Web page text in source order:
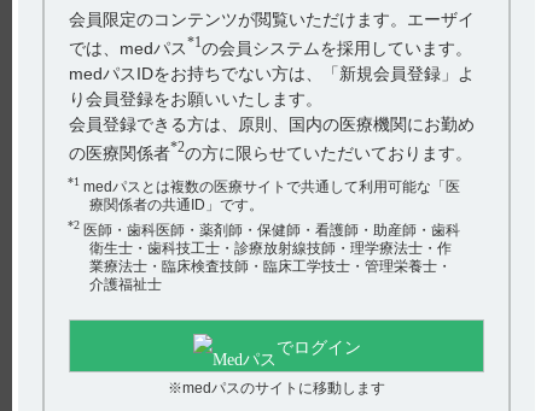
びAUC （0-24h）の累積係数の平均値は、20mg
投与群で1.27及
び1.44、24mg
投与群で1.42及び1.32であった。（引用4）
※本剤の承認された効能又は効果、用法及び用量は以下の通り
です。
4. 効能又は効果（引用5）
〈レンビマカプセル4mg〉
根治切除不能な甲状腺癌、切除不能な肝細胞癌、切除不能な胸
腺癌、がん化学療法後に増悪した切除不能な進行・再発の子宮
体癌、根治切除不能又は転移性の腎細胞癌
〈レンビマカプセル10mg〉
根治切除不能な甲状腺癌、切除不能な胸腺癌、がん化学療法後
に増悪した切除不能な進行・再発の子宮体癌、根治切除不能又
は転移性の腎細胞癌
「根治切除不能な甲状腺癌」、「切除不能な胸腺癌」：通常、
成人にはレンバチニブとして1日1回24mgを経口投与する。な
お、患者の状態により適宜減量する。
「切除不能な肝細胞癌」：通常、成人には体重にあわせてレン
バチニブとして体重60kg以上の場合は12mg、体重60kg未満の
場合は8mgを1日1回、経口投与する。なお、患者の状態により
会員限定のコンテンツが閲覧いただけます。エーザイ
では、medパス*1の会員システムを採用しています。
medパスIDをお持ちでない方は、「新規会員登録」よ
り会員登録をお願いいたします。
会員登録できる方は、原則、国内の医療機関にお勤め
の医療関係者*2の方に限らせていただいております。
*1 medパスとは複数の医療サイトで共通して利用可能な「医
療関係者の共通ID」です。
*2 医師・歯科医師・薬剤師・保健師・看護師・助産師・歯科
衛生士・歯科技工士・診療放射線技師・理学療法士・作
業療法士・臨床検査技師・臨床工学技士・管理栄養士・
介護福祉士
でログイン
※medパスのサイトに移動します